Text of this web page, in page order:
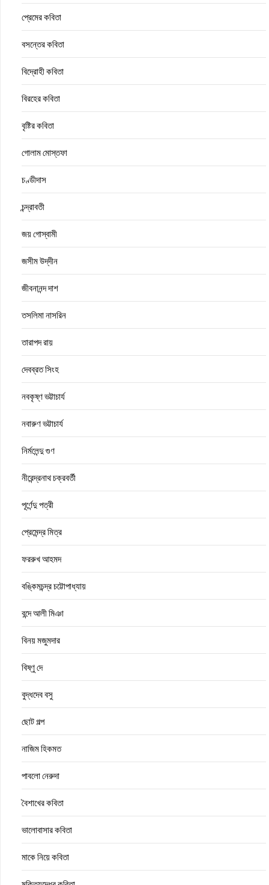
প্রেমের কবিতা
বসন্তের কবিতা
বিদ্রোহী কবিতা
বিরহের কবিতা
বৃষ্টির কবিতা
গোলাম মোস্তফা
চণ্ডীদাস
চন্দ্রাবতী
জয় গোস্বামী
জসীম উদ্‌দীন
জীবনানন্দ দাশ
তসলিমা নাসরিন
তারাপদ রায়
দেবব্রত সিংহ
নবকৃষ্ণ ভট্টাচার্য
নবারুণ ভট্টাচার্য
নির্মলেন্দু গুণ
নীরেন্দ্রনাথ চক্রবর্তী
পূর্ণেন্দু পত্রী
প্রেমেন্দ্র মিত্র
ফররুখ আহমদ
বঙ্কিমচন্দ্র চট্টোপাধ্যায়
বন্দে আলী মিঞা
বিনয় মজুমদার
বিষ্ণু দে
বুদ্ধদেব বসু
ছোট গল্প
নাজিম হিকমত
পাবলো নেরুদা
বৈশাখের কবিতা
ভালোবাসার কবিতা
মাকে নিয়ে কবিতা